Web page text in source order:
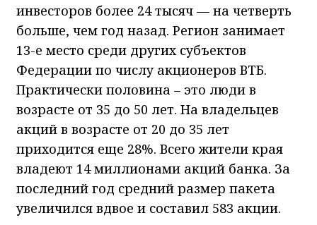
инвесторов более 24 тысяч — на четверть
больше, чем год назад. Регион занимает
13-е место среди других субъектов
Федерации по числу акционеров ВТБ.
Практически половина – это люди в
возрасте от 35 до 50 лет. На владельцев
акций в возрасте от 20 до 35 лет
приходится еще 28%. Всего жители края
владеют 14 миллионами акций банка. За
последний год средний размер пакета
увеличился вдвое и составил 583 акции.